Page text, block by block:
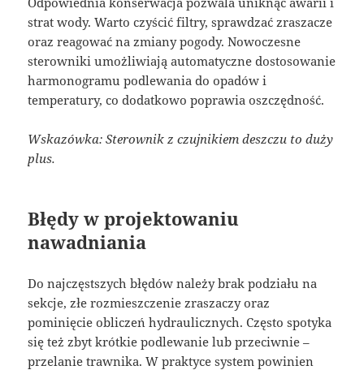
strat wody. Warto czyścić filtry, sprawdzać zraszacze
oraz reagować na zmiany pogody. Nowoczesne
sterowniki umożliwiają automatyczne dostosowanie
harmonogramu podlewania do opadów i
temperatury, co dodatkowo poprawia oszczędność.
Wskazówka: Sterownik z czujnikiem deszczu to duży
plus.
Błędy w projektowaniu
nawadniania
Do najczęstszych błędów należy brak podziału na
sekcje, złe rozmieszczenie zraszaczy oraz
pominięcie obliczeń hydraulicznych. Często spotyka
się też zbyt krótkie podlewanie lub przeciwnie –
przelanie trawnika. W praktyce system powinien